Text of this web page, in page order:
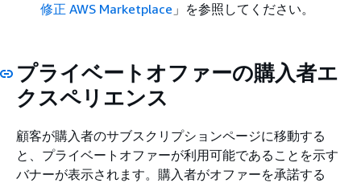
修正 AWS Marketplace 」を参照してください。
プライベートオファーの購入者エ
クスペリエンス
顧客が購入者のサブスクリプションページに移動する
と、プライベートオファーが利用可能であることを示す
バナーが表示されます。購入者がオファーを承諾する